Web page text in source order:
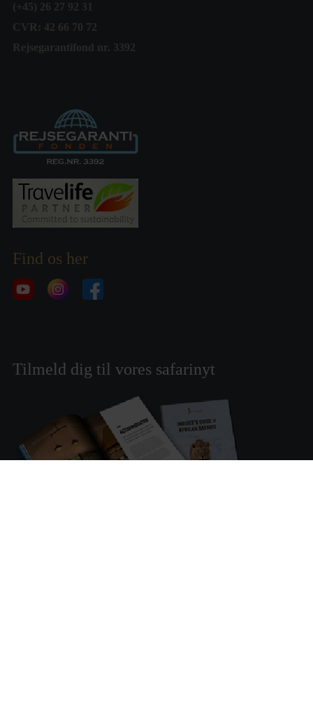
(+45) 26 27 92 31
CVR: 42 66 70 72
Rejsegarantifond nr. 3392
Find os her
Tilmeld dig til vores safarinyt